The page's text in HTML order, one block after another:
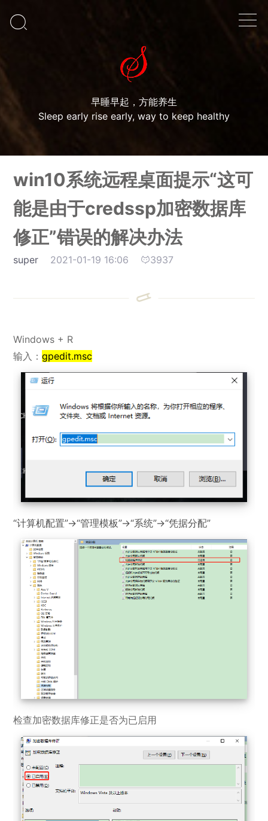

早睡早起，方能养生
Sleep early rise early, way to keep healthy
win10系统远程桌面提示“这可
能是由于credssp加密数据库
修正”错误的解决办法
super 2021-01-19 16:06 3937
Windows + R
输入： gpedit.msc
“计算机配置”->“管理模板”->“系统”->“凭据分配”
检查加密数据库修正是否为已启用